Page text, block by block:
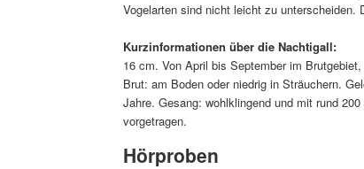
Vogelarten sind nicht leicht zu unterscheiden.
Kurzinformationen über die Nachtigall:
16 cm. Von April bis September im
Brut: am Boden oder niedrig in Sträuchern.
Jahre. Gesang: wohlklingend und mit rund
vorgetragen.
Hörproben